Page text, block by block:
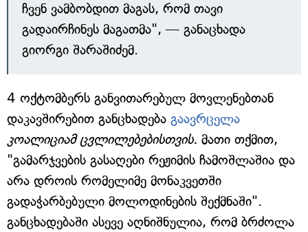
ჩვენ ვამბობდით მაგას, რომ თავი
გადაირჩინეს მაგათმა", — განაცხადა
გიორგი შარაშიძემ.
4 ოქტომბერს განვითარებულ მოვლენებთან
დაკავშირებით განცხადება გაავრცელა
კოალიციამ ცვლილებებისთვის. მათი თქმით,
"გამარჯვების გასაღები რეჟიმის ჩამოშლაშია და
არა დროის რომელიმე მონაკვეთში
გადაჭარბებული მოლოდინების შექმნაში".
განცხადებაში ასევე აღნიშნულია, რომ ბრძოლა